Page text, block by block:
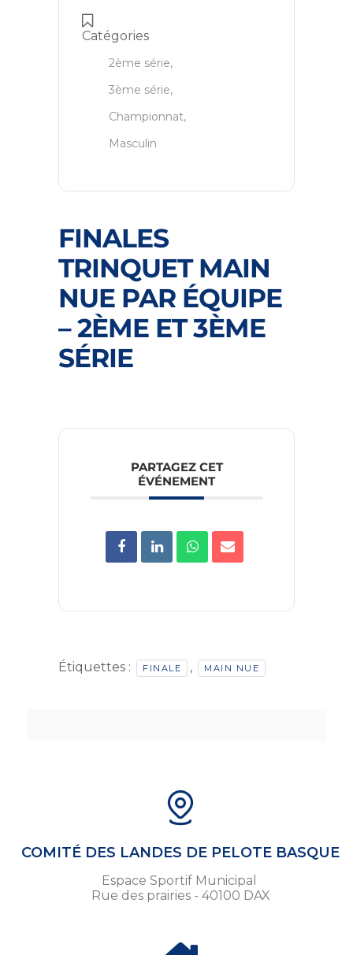
Catégories
2ème série,
3ème série,
Championnat,
Masculin
FINALES
TRINQUET MAIN
NUE PAR ÉQUIPE
– 2ÈME ET 3ÈME
SÉRIE
PARTAGEZ CET
ÉVÉNEMENT
Étiquettes : FINALE , MAIN NUE
COMITÉ DES LANDES DE PELOTE BASQUE
Espace Sportif Municipal
Rue des prairies - 40100 DAX